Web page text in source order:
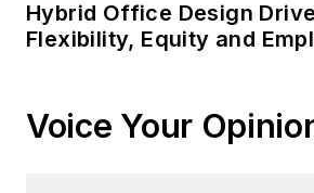
Hybrid Office Design
Flexibility, Equity and
Voice Your